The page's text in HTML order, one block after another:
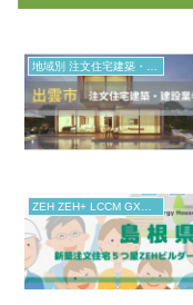
地域別 注文住宅建築・建設業者